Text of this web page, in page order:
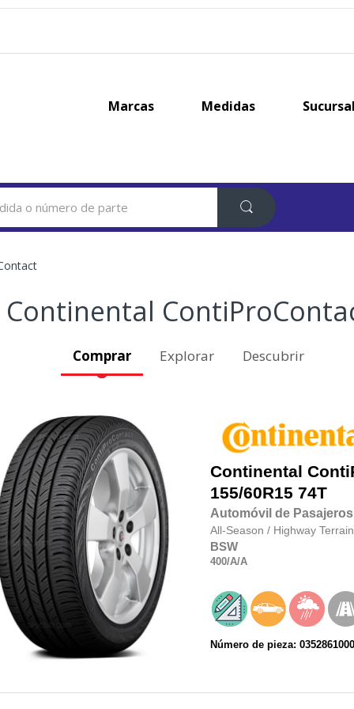
Marcas Medidas
Continental
Comprar Explorar Descubrir
Continental
155/60R15 74T
Automóvil de Pasajeros
All-Season / Highway Terrain
BSW
400/A/A
Número de pieza: